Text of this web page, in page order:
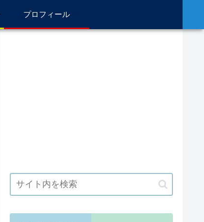
プロフィール